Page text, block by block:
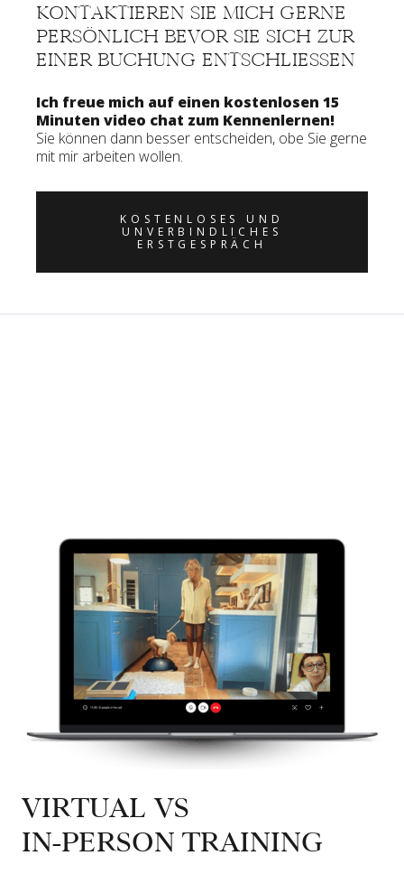
KONTAKTIEREN SIE MICH GERNE
PERSÖNLICH BEVOR SIE SICH ZUR
EINER BUCHUNG ENTSCHLIESSEN
Ich freue mich auf einen kostenlosen 15
Minuten video chat zum Kennenlernen!
Sie können dann besser entscheiden, obe Sie gerne
mit mir arbeiten wollen.
KOSTENLOSES UND
UNVERBINDLICHES
ERSTGESPRÄCH
VIRTUAL VS
IN-PERSON TRAINING